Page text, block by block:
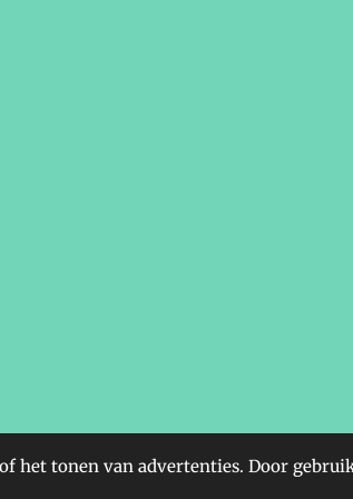
het tonen van advertenties. Door